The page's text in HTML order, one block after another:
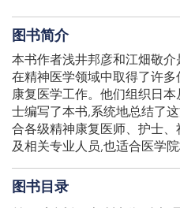
图书简介
本书作者浅井邦彦和江畑敬
在精神医学领域中取得了许
康复医学工作。他们组织日
士编写了本书,系统地总结了
合各级精神康复医师、护士
及相关专业人员,也适合医学院
图书目录